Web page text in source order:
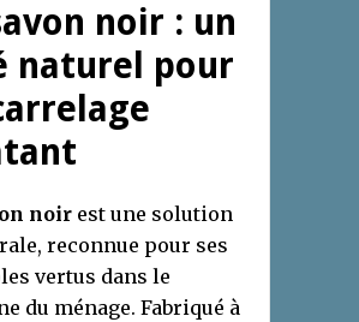
noir : un
naturel pour
noir est une solution
reconnue pour ses
vertus dans le
du ménage. Fabriqué à